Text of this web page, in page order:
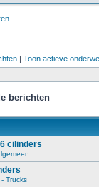
| Toon actieve
berichten
cilinders
Trucks